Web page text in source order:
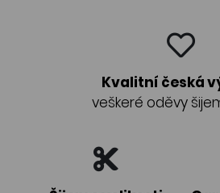
Kvalitní česká
veškeré oděvy